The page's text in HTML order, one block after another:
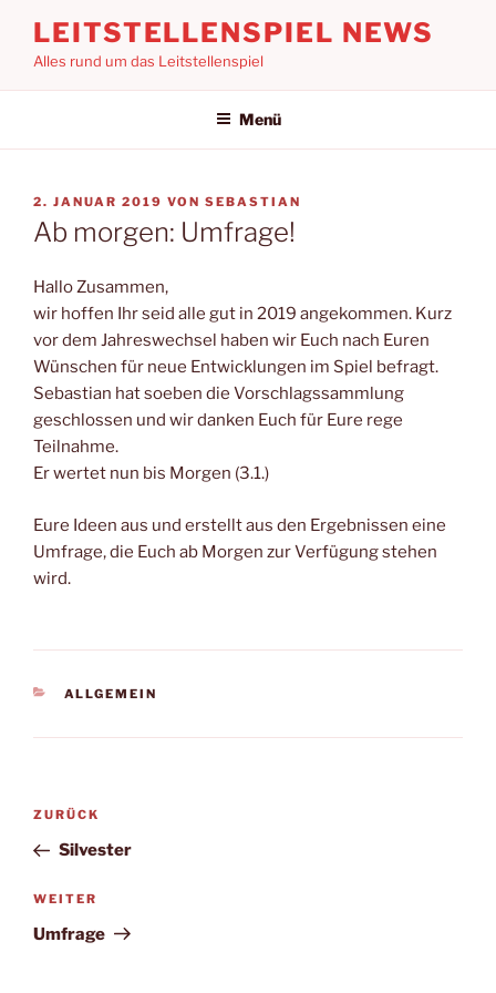
Inhalt
springen
LEITSTELLENSPIEL NEWS
Alles rund um das Leitstellenspiel
Menü
VERÖFFENTLICHT
AM
2. JANUAR 2019 VON SEBASTIAN
Ab morgen: Umfrage!
Hallo Zusammen,
wir hoffen Ihr seid alle gut in 2019 angekommen. Kurz
vor dem Jahreswechsel haben wir Euch nach Euren
Wünschen für neue Entwicklungen im Spiel befragt.
Sebastian hat soeben die Vorschlagssammlung
geschlossen und wir danken Euch für Eure rege
Teilnahme.
Er wertet nun bis Morgen (3.1.)
Eure Ideen aus und erstellt aus den Ergebnissen eine
Umfrage, die Euch ab Morgen zur Verfügung stehen
wird.
KATEGORIEN
ALLGEMEIN
Beitragsnavigation
Vorheriger
Beitrag
ZURÜCK
Silvester
Nächster
Beitrag
WEITER
Umfrage